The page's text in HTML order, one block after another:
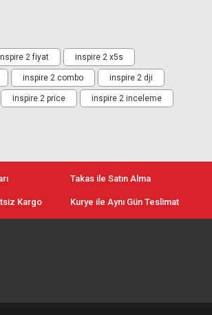
2 fiyat inspire 2 x5s
inspire 2 combo inspire 2 dji
inspire 2 price inspire 2 inceleme
Takas ile Satın Alma
Kargo Kurye ile Aynı Gün Teslimat